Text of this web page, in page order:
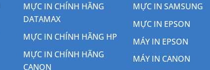
MỰC IN CHÍNH HÃNG
DATAMAX
MỰC IN CHÍNH HÃNG HP
MỰC IN CHÍNH HÃNG
CANON
MỰC IN SAMSUNG
MỰC IN EPSON
MÁY IN EPSON
MÁY IN CANON